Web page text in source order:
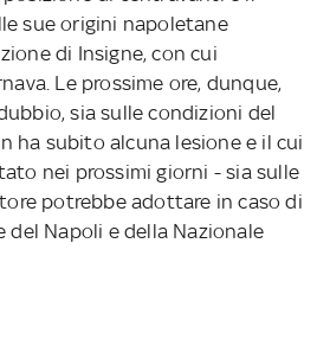
sue origini napoletane
di Insigne, con cui
Le prossime ore, dunque,
sia sulle condizioni del
ha subito alcuna lesione e il cui
nei prossimi giorni - sia sulle
potrebbe adottare in caso di
Napoli e della Nazionale